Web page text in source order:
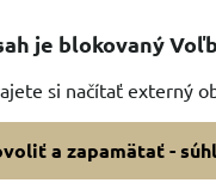
je blokovaný
si načítať externý
a zapamätať -